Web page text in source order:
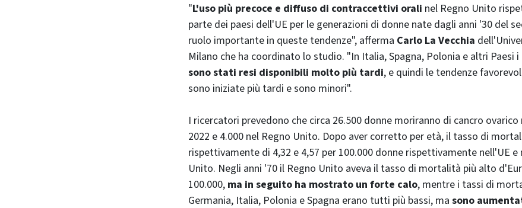
"L'uso più precoce e diffuso di contraccettivi orali nel Regno Unito
parte dei paesi dell'UE per le generazioni di donne nate dagli anni '30 del
ruolo importante in queste tendenze", afferma Carlo La Vecchia
Milano che ha coordinato lo studio. "In Italia, Spagna, Polonia e altri Paesi
sono stati resi disponibili molto più tardi, e quindi le tendenze
sono iniziate più tardi e sono minori".
I ricercatori prevedono che circa 26.500 donne moriranno di cancro ovarico
2022 e 4.000 nel Regno Unito. Dopo aver corretto per età, il tasso di
rispettivamente di 4,32 e 4,57 per 100.000 donne rispettivamente nell'UE e
Unito. Negli anni '70 il Regno Unito aveva il tasso di mortalità più alto
100.000, ma in seguito ha mostrato un forte calo, mentre i tassi di
Germania, Italia, Polonia e Spagna erano tutti più bassi, ma sono